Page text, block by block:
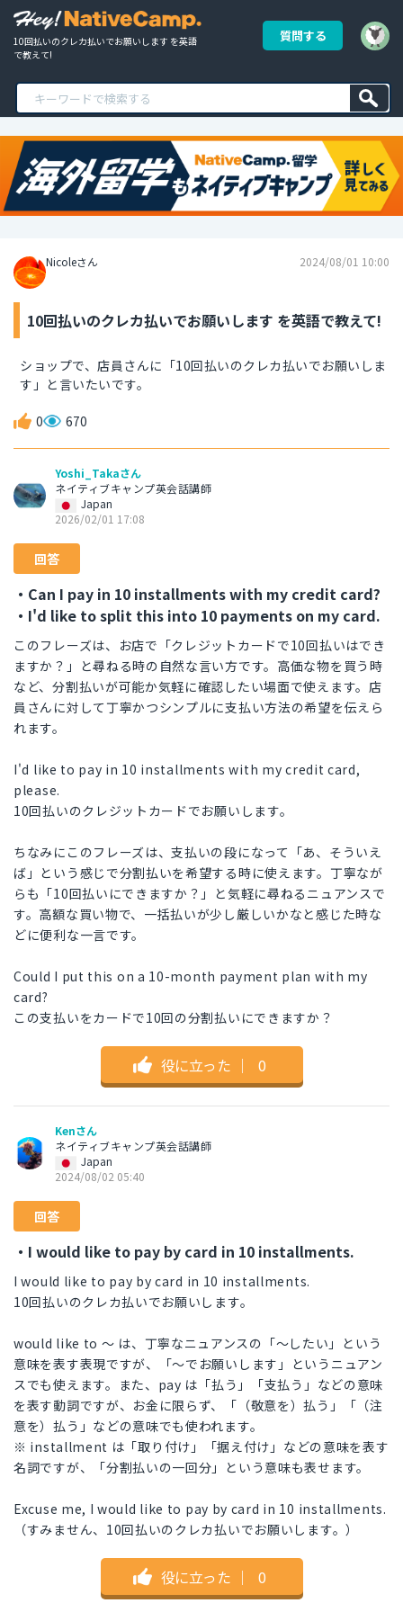
10回払いのクレカ払いでお願いします を英語
で教えて!
質問する
Nicoleさん 2024/08/01 10:00
10回払いのクレカ払いでお願いします を英語で教えて!
ショップで、店員さんに「10回払いのクレカ払いでお願いしま
す」と言いたいです。
0 670
Yoshi_Takaさん
ネイティブキャンプ英会話講師
Japan
2026/02/01 17:08
回答
・Can I pay in 10 installments with my credit card?
・I'd like to split this into 10 payments on my card.
このフレーズは、お店で「クレジットカードで10回払いはでき
ますか？」と尋ねる時の自然な言い方です。高価な物を買う時
など、分割払いが可能か気軽に確認したい場面で使えます。店
員さんに対して丁寧かつシンプルに支払い方法の希望を伝えら
れます。
I'd like to pay in 10 installments with my credit card,
please.
10回払いのクレジットカードでお願いします。
ちなみにこのフレーズは、支払いの段になって「あ、そういえ
ば」という感じで分割払いを希望する時に使えます。丁寧なが
らも「10回払いにできますか？」と気軽に尋ねるニュアンスで
す。高額な買い物で、一括払いが少し厳しいかなと感じた時な
どに便利な一言です。
Could I put this on a 10-month payment plan with my
card?
この支払いをカードで10回の分割払いにできますか？
役に立った ｜ 0
Kenさん
ネイティブキャンプ英会話講師
Japan
2024/08/02 05:40
回答
・I would like to pay by card in 10 installments.
I would like to pay by card in 10 installments.
10回払いのクレカ払いでお願いします。
would like to 〜 は、丁寧なニュアンスの「〜したい」という
意味を表す表現ですが、「〜でお願いします」というニュアン
スでも使えます。また、pay は「払う」「支払う」などの意味
を表す動詞ですが、お金に限らず、「（敬意を）払う」「（注
意を）払う」などの意味でも使われます。
※ installment は「取り付け」「据え付け」などの意味を表す
名詞ですが、「分割払いの一回分」という意味も表せます。
Excuse me, I would like to pay by card in 10 installments.
（すみません、10回払いのクレカ払いでお願いします。）
役に立った ｜ 0